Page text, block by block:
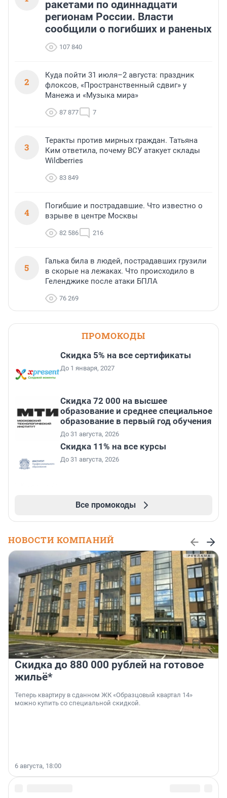
ракетами по одиннадцати
регионам России. Власти
сообщили о погибших и раненых
107 840
2
Куда пойти 31 июля–2 августа: праздник
флоксов, «Пространственный сдвиг» у
Манежа и «Музыка мира»
87 877 7
3
Теракты против мирных граждан. Татьяна
Ким ответила, почему ВСУ атакует склады
Wildberries
83 849
4
Погибшие и пострадавшие. Что известно о
взрыве в центре Москвы
82 586 216
5
Галька била в людей, пострадавших грузили
в скорые на лежаках. Что происходило в
Геленджике после атаки БПЛА
76 269
ПРОМОКОДЫ
Скидка 5% на все сертификаты
До 1 января, 2027
Скидка 72 000 на высшее
образование и среднее специальное
образование в первый год обучения
До 31 августа, 2026
Скидка 11% на все курсы
До 31 августа, 2026
Все промокоды
НОВОСТИ КОМПАНИЙ
Скидка до 880 000 рублей на готовое
жильё*
Теперь квартиру в сданном ЖК «Образцовый квартал 14»
можно купить со специальной скидкой.
6 августа, 18:00